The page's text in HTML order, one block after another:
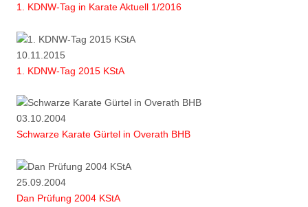
1. KDNW-Tag in Karate Aktuell 1/2016
10.11.2015
1. KDNW-Tag 2015 KStA
03.10.2004
Schwarze Karate Gürtel in Overath BHB
25.09.2004
Dan Prüfung 2004 KStA